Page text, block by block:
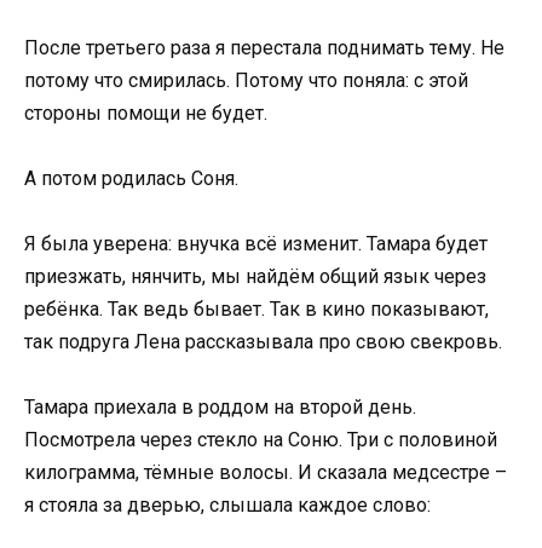
После третьего раза я перестала поднимать тему. Не
потому что смирилась. Потому что поняла: с этой
стороны помощи не будет.
А потом родилась Соня.
Я была уверена: внучка всё изменит. Тамара будет
приезжать, нянчить, мы найдём общий язык через
ребёнка. Так ведь бывает. Так в кино показывают,
так подруга Лена рассказывала про свою свекровь.
Тамара приехала в роддом на второй день.
Посмотрела через стекло на Соню. Три с половиной
килограмма, тёмные волосы. И сказала медсестре –
я стояла за дверью, слышала каждое слово: